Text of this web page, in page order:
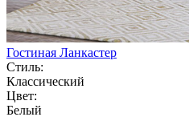
Гостиная Ланкастер
Стиль:
Классический
Цвет:
Белый